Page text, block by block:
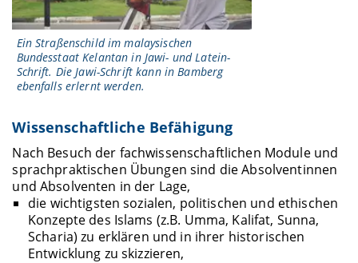
Ein Straßenschild im malaysischen
Bundesstaat Kelantan in Jawi- und Latein-
Schrift. Die Jawi-Schrift kann in Bamberg
ebenfalls erlernt werden.
Wissenschaftliche Befähigung
Nach Besuch der fachwissenschaftlichen Module und
sprachpraktischen Übungen sind die Absolventinnen
und Absolventen in der Lage,
die wichtigsten sozialen, politischen und ethischen
Konzepte des Islams (z.B. Umma, Kalifat, Sunna,
Scharia) zu erklären und in ihrer historischen
Entwicklung zu skizzieren,